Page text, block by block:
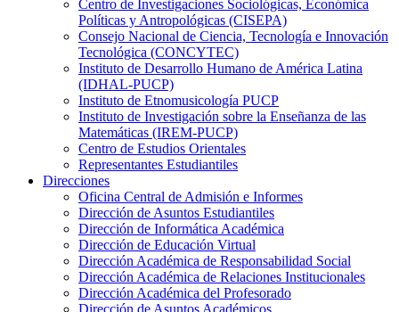
Centro de Investigaciones Sociológicas, Económica
Políticas y Antropológicas (CISEPA)
Consejo Nacional de Ciencia, Tecnología e Innovación
Tecnológica (CONCYTEC)
Instituto de Desarrollo Humano de América Latina
(IDHAL-PUCP)
Instituto de Etnomusicología PUCP
Instituto de Investigación sobre la Enseñanza de las
Matemáticas (IREM-PUCP)
Centro de Estudios Orientales
Representantes Estudiantiles
Direcciones
Oficina Central de Admisión e Informes
Dirección de Asuntos Estudiantiles
Dirección de Informática Académica
Dirección de Educación Virtual
Dirección Académica de Responsabilidad Social
Dirección Académica de Relaciones Institucionales
Dirección Académica del Profesorado
Dirección de Asuntos Académicos